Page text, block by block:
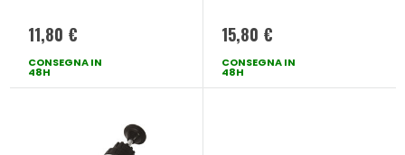
11,80 €
CONSEGNA IN
48H
15,80 €
CONSEGNA IN
48H